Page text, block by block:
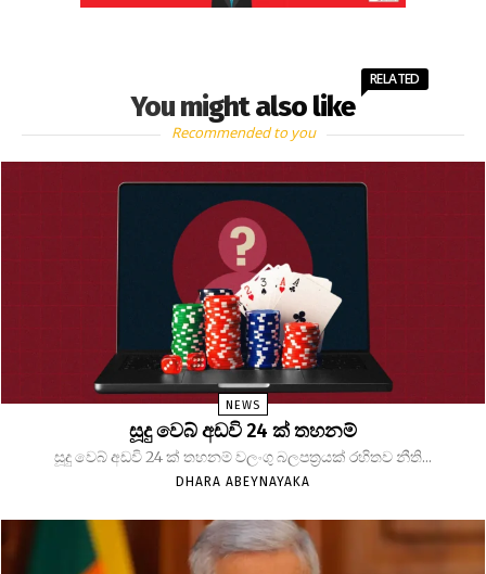
You might also like
RELATED
Recommended to you
NEWS
සූදු වෙබ් අඩවි 24 ක් තහනම්
සූදු වෙබ් අඩවි 24 ක් තහනම් වලංගු බලපත්‍රයක් රහිතව නීති...
DHARA ABEYNAYAKA